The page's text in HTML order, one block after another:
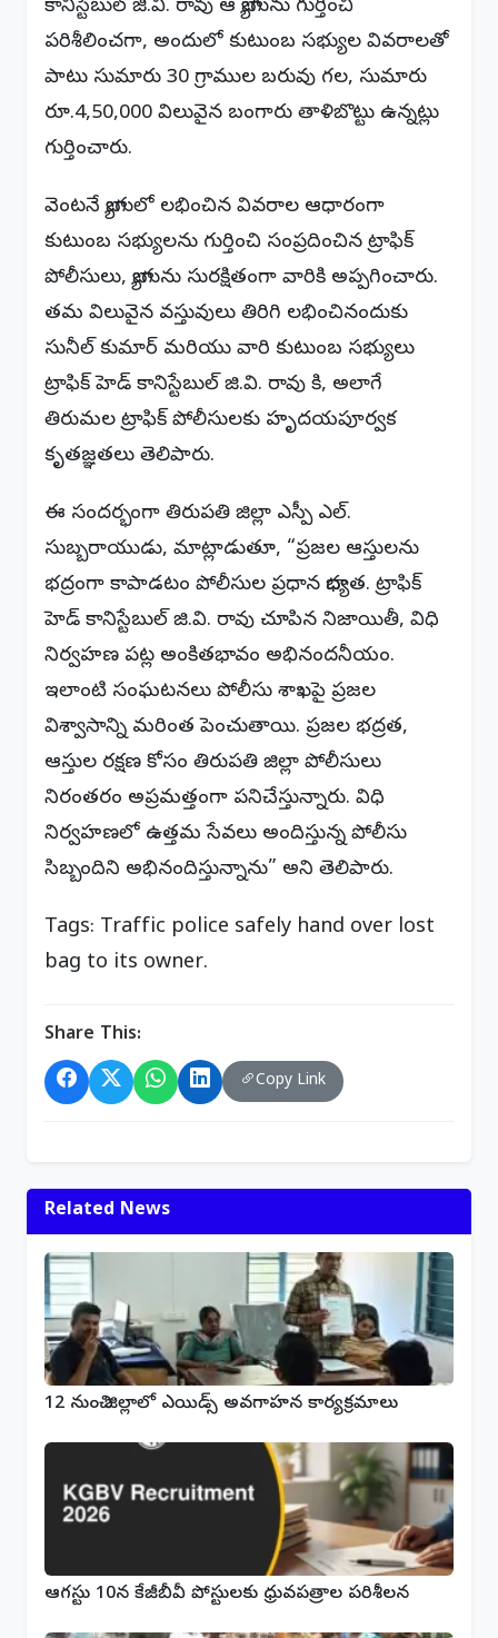
కానిస్టేబుల్ జి.వి. రావు ఆ బ్యాగును గుర్తించి
పరిశీలించగా, అందులో కుటుంబ సభ్యుల వివరాలతో
పాటు సుమారు 30 గ్రాముల బరువు గల, సుమారు
రూ.4,50,000 విలువైన బంగారు తాళిబొట్టు ఉన్నట్లు
గుర్తించారు.
వెంటనే బ్యాగులో లభించిన వివరాల ఆధారంగా
కుటుంబ సభ్యులను గుర్తించి సంప్రదించిన ట్రాఫిక్
పోలీసులు, బ్యాగును సురక్షితంగా వారికి అప్పగించారు.
తమ విలువైన వస్తువులు తిరిగి లభించినందుకు
సునీల్ కుమార్ మరియు వారి కుటుంబ సభ్యులు
ట్రాఫిక్ హెడ్ కానిస్టేబుల్ జి.వి. రావు కి, అలాగే
తిరుమల ట్రాఫిక్ పోలీసులకు హృదయపూర్వక
కృతజ్ఞతలు తెలిపారు.
ఈ సందర్భంగా తిరుపతి జిల్లా ఎస్పీ ఎల్.
సుబ్బరాయుడు, మాట్లాడుతూ, “ప్రజల ఆస్తులను
భద్రంగా కాపాడటం పోలీసుల ప్రధాన బాధ్యత. ట్రాఫిక్
హెడ్ కానిస్టేబుల్ జి.వి. రావు చూపిన నిజాయితీ, విధి
నిర్వహణ పట్ల అంకితభావం అభినందనీయం.
ఇలాంటి సంఘటనలు పోలీసు శాఖపై ప్రజల
విశ్వాసాన్ని మరింత పెంచుతాయి. ప్రజల భద్రత,
ఆస్తుల రక్షణ కోసం తిరుపతి జిల్లా పోలీసులు
నిరంతరం అప్రమత్తంగా పనిచేస్తున్నారు. విధి
నిర్వహణలో ఉత్తమ సేవలు అందిస్తున్న పోలీసు
సిబ్బందిని అభినందిస్తున్నాను” అని తెలిపారు.
Tags: Traffic police safely hand over lost
bag to its owner.
Share This:
Copy Link
Related News
12 నుంచి జిల్లాలో ఎయిడ్స్ అవగాహన కార్యక్రమాలు
ఆగస్టు 10న కేజీబీవీ పోస్టులకు ధ్రువపత్రాల పరిశీలన